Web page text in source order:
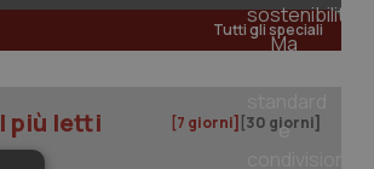
Tutti gli speciali
I più letti [7 giorni] [30 giorni]